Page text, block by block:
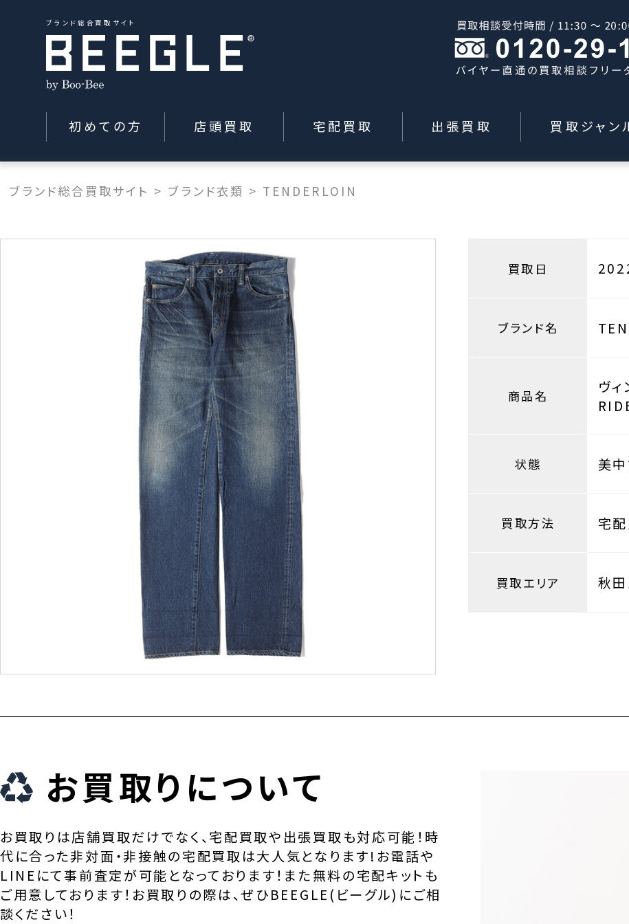
ブランド総合買取サイト
初めての方 店頭買取 宅配買取 出張買取 買取ジャン
ブランド総合買取サイト > ブランド衣類 > TENDERLOIN
買取日
ブランド名
商品名
ヴ
状態 美
買取方法 宅
買取エリア 秋
お買取りについて
お買取りは店舗買取だけでなく、宅配買取や出張買取も対応可能！時
代に合った非対面・非接触の宅配買取は大人気となります!お電話や
LINEにて事前査定が可能となっております！また無料の宅配キットも
ご用意しております！お買取りの際は、ぜひBEEGLE(ビーグル)にご相
談ください！